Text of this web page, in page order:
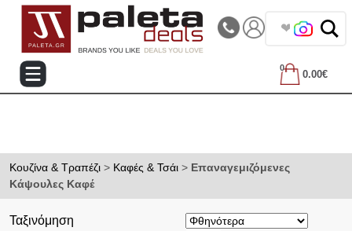
Τηλεφωνικές Παραγγελίες: 2105714144 |||
❤️
0
0.00€
Κουζίνα & Τραπέζι > Καφές & Τσάι > Επαναγεμιζόμενες
Κάψουλες Καφέ
Ταξινόμηση